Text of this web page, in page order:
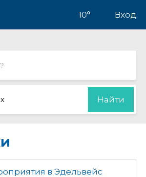
10° Вход
Найти
в Эдельвейс